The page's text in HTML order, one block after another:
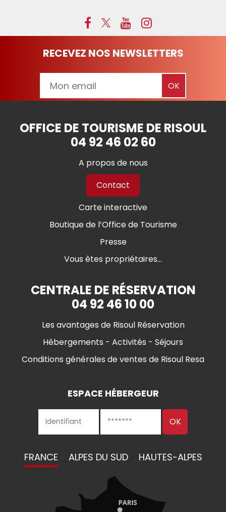
RECEVEZ NOS NEWSLETTERS
OFFICE DE TOURISME DE RISOUL
04 92 46 02 60
A propos de nous
Contact
Carte interactive
Boutique de l’Office de Tourisme
Presse
Vous êtes propriétaires...
CENTRALE DE RÉSERVATION
04 92 46 10 00
Les avantages de Risoul Réservation
Hébergements - Activités - Séjours
Conditions générales de ventes de Risoul Resa
ESPACE HÉBERGEUR
FRANCE ALPES DU SUD HAUTES-ALPES